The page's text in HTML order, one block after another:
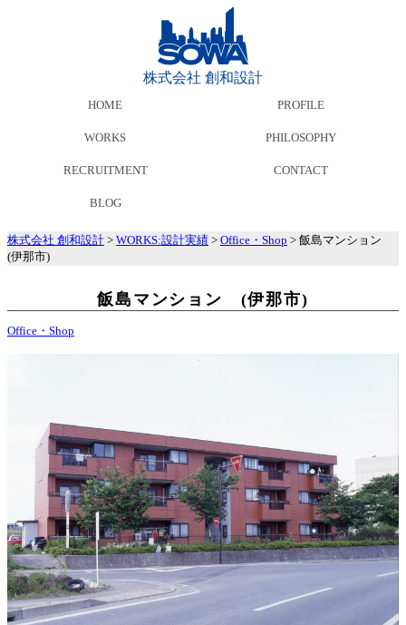
株式会社 創和設計
HOME PROFILE
WORKS PHILOSOPHY
RECRUITMENT CONTACT
BLOG
株式会社 創和設計 > WORKS:設計実績 > Office・Shop > 飯島マンション
(伊那市)
飯島マンション (伊那市)
Office・Shop